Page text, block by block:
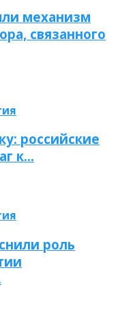
механизм
связанного
российские
к…
роль